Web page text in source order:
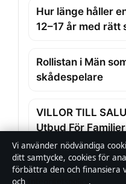
Hur länge håller
12–17 år med rätt
Rollistan i Män
skådespelare
VILLOR TILL
Utbud För Familjer
Vad är min IP?
Vi använder nödvändiga
ditt samtycke, cookies för
förbättra den och finansiera
och
.